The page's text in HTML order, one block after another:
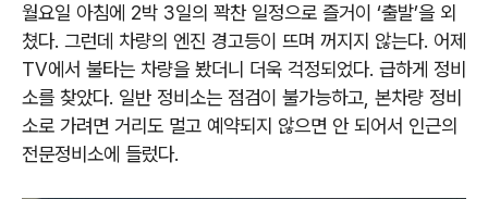
월요일 아침에 2박 3일의 꽉찬 일정으로 즐거이 ‘출발’을 외
쳤다. 그런데 차량의 엔진 경고등이 뜨며 꺼지지 않는다. 어제
TV에서 불타는 차량을 봤더니 더욱 걱정되었다. 급하게 정비
소를 찾았다. 일반 정비소는 점검이 불가능하고 본차량 정비
소로 가려면 거리도 멀고 예약되지 않으면 안 되어서 인근의
전문정비소에 들렀다.